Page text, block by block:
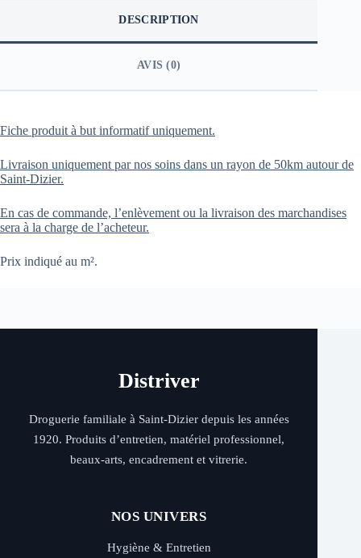
DESCRIPTION
AVIS (0)
Fiche produit à but informatif uniquement.
Livraison uniquement par nos soins dans un rayon de 50km autour de
Saint-Dizier.
En cas de commande, l’enlèvement ou la livraison des marchandises
sera à la charge de l’acheteur.
Prix indiqué au m².
Distriver
Droguerie familiale à Saint-Dizier depuis les années
1920. Produits d’entretien, matériel professionnel,
beaux-arts, encadrement et vitrerie.
NOS UNIVERS
Hygiène & Entretien